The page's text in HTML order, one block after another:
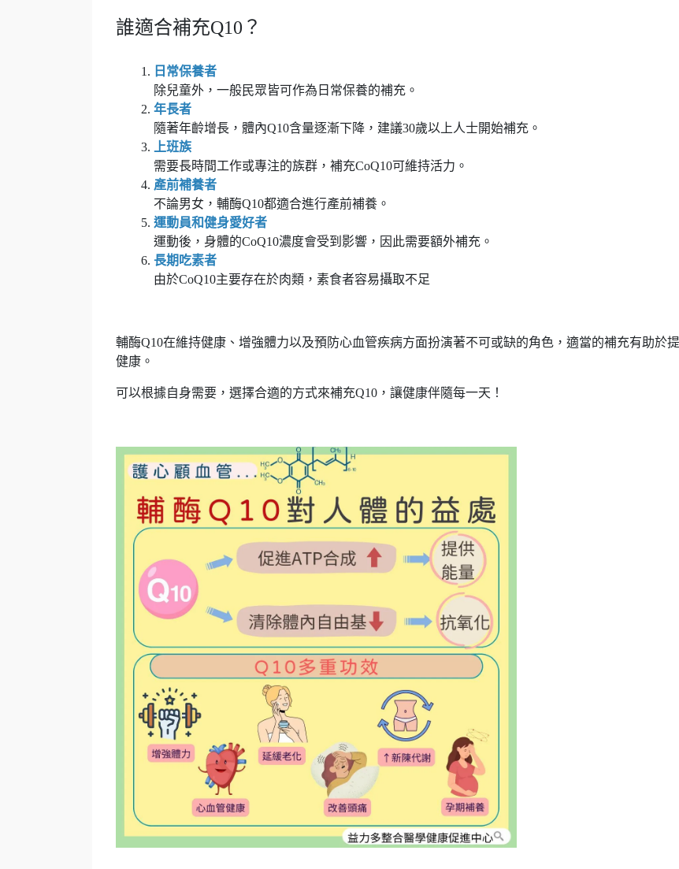
誰適合補充Q10？
日常保養者
除兒童外，一般民眾皆可作為日常保養的補充。
年長者
隨著年齡增長，體內Q10含量逐漸下降，建議30歲以上人士開始補充。
上班族
需要長時間工作或專注的族群，補充CoQ10可維持活力。
產前補養者
不論男女，輔酶Q10都適合進行產前補養。
運動員和健身愛好者
運動後，身體的CoQ10濃度會受到影響，因此需要額外補充。
長期吃素者
由於CoQ10主要存在於肉類，素食者容易攝取不足
輔酶Q10在維持健康、增強體力以及預防心血管疾病方面扮演著不可或缺的角色，適當的補充有助於
健康。
可以根據自身需要，選擇合適的方式來補充Q10，讓健康伴隨每一天！